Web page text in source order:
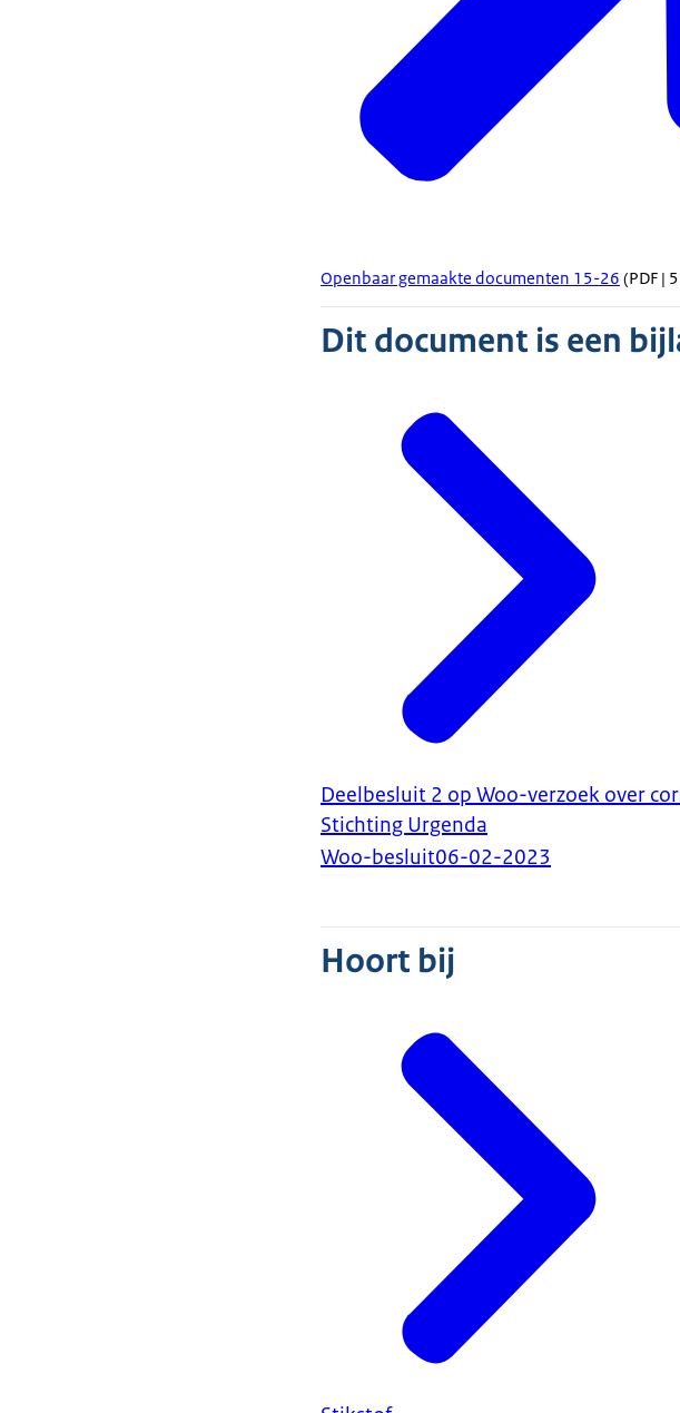
Openbaar gemaakte documenten 15-26 (PDF |
Dit document is een
Deelbesluit 2 op Woo-verzoek over
Stichting Urgenda
Woo-besluit06-02-2023
Hoort bij